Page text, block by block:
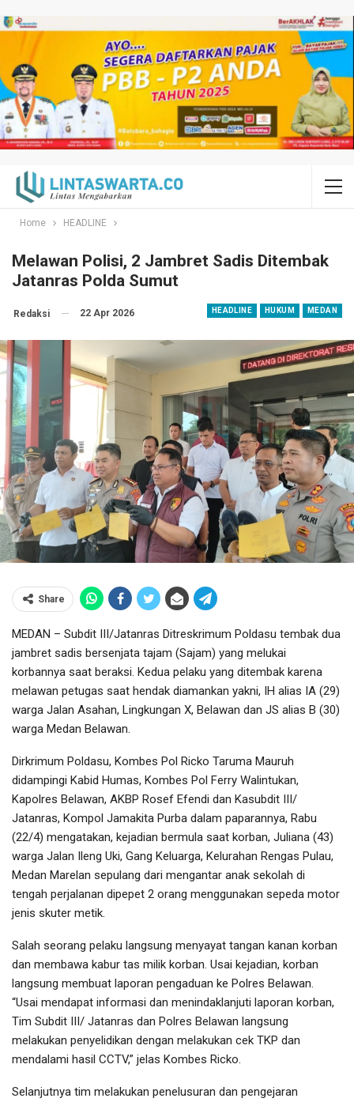
Home HEADLINE
Melawan Polisi, 2 Jambret Sadis Ditembak
Jatanras Polda Sumut
HEADLINE HUKUM MEDAN
Redaksi 22 Apr 2026
Share
MEDAN – Subdit III/Jatanras Ditreskrimum Poldasu tembak dua
jambret sadis bersenjata tajam (Sajam) yang melukai
korbannya saat beraksi. Kedua pelaku yang ditembak karena
melawan petugas saat hendak diamankan yakni, IH alias IA (29)
warga Jalan Asahan, Lingkungan X, Belawan dan JS alias B (30)
warga Medan Belawan.
Dirkrimum Poldasu, Kombes Pol Ricko Taruma Mauruh
didampingi Kabid Humas, Kombes Pol Ferry Walintukan,
Kapolres Belawan, AKBP Rosef Efendi dan Kasubdit III/
Jatanras, Kompol Jamakita Purba dalam paparannya, Rabu
(22/4) mengatakan, kejadian bermula saat korban, Juliana (43)
warga Jalan Ileng Uki, Gang Keluarga, Kelurahan Rengas Pulau,
Medan Marelan sepulang dari mengantar anak sekolah di
tengah perjalanan dipepet 2 orang menggunakan sepeda motor
jenis skuter metik.
Salah seorang pelaku langsung menyayat tangan kanan korban
dan membawa kabur tas milik korban. Usai kejadian, korban
langsung membuat laporan pengaduan ke Polres Belawan.
“Usai mendapat informasi dan menindaklanjuti laporan korban,
Tim Subdit III/ Jatanras dan Polres Belawan langsung
melakukan penyelidikan dengan melakukan cek TKP dan
mendalami hasil CCTV,” jelas Kombes Ricko.
Selanjutnya tim melakukan penelusuran dan pengejaran